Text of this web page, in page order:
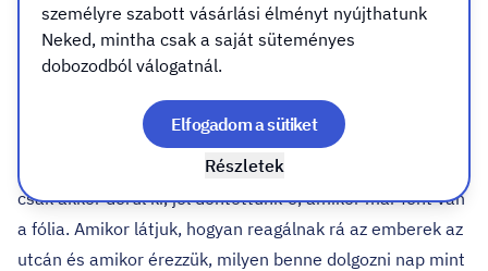
kirakatára, a boltod karaktere egy pillanat alatt
megváltozik. Ugyanaz a tér, ugyanaz a pult, ugyanaz a
fény – mégis más lesz az érzés! Határozottabb,
markánsabb, reklámszerűbb, rögtön látszik itt „élet”
zajlik. A belső hangulat viszont attól függ milyen
dekorációt, milyen fóliát választottál. Sokszor viszont
csak akkor derül ki, jól döntöttünk-e, amikor már fent van
a fólia. Amikor látjuk, hogyan reagálnak rá az emberek az
utcán és amikor érezzük, milyen benne dolgozni nap mint
személyre szabott vásárlási élményt nyújthatunk
Neked, mintha csak a saját süteményes
dobozodból válogatnál.
Részletek
Elfogadom a sütiket